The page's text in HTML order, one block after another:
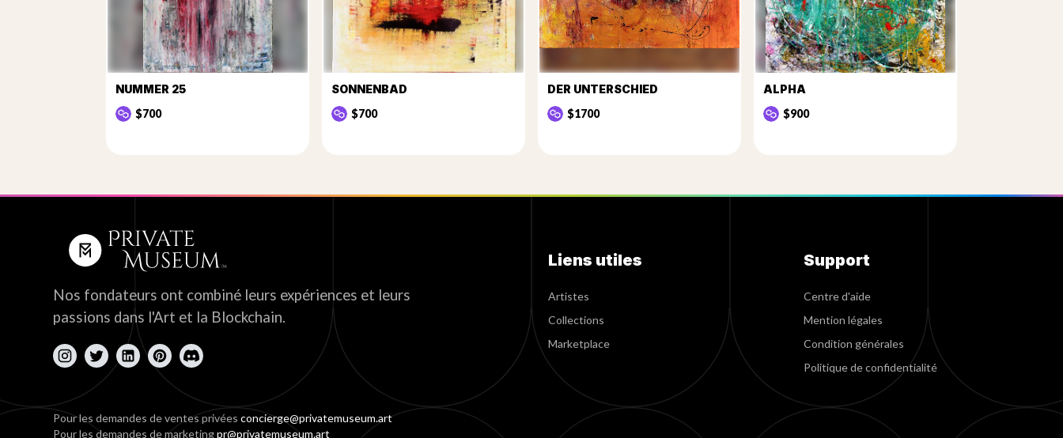
NUMMER 25
$700
SONNENBAD
$700
DER UNTERSCHIED
$1700
ALPHA
$900
Nos fondateurs ont combiné leurs expériences et leurs
passions dans l'Art et la Blockchain.
Liens utiles
Artistes
Collections
Marketplace
Support
Centre d'aide
Mention légales
Condition générales
Politique de confidentialité
Pour les demandes de ventes privéesconcierge@privatemuseum.art
Pour les demandes de marketingpr@privatemuseum.art